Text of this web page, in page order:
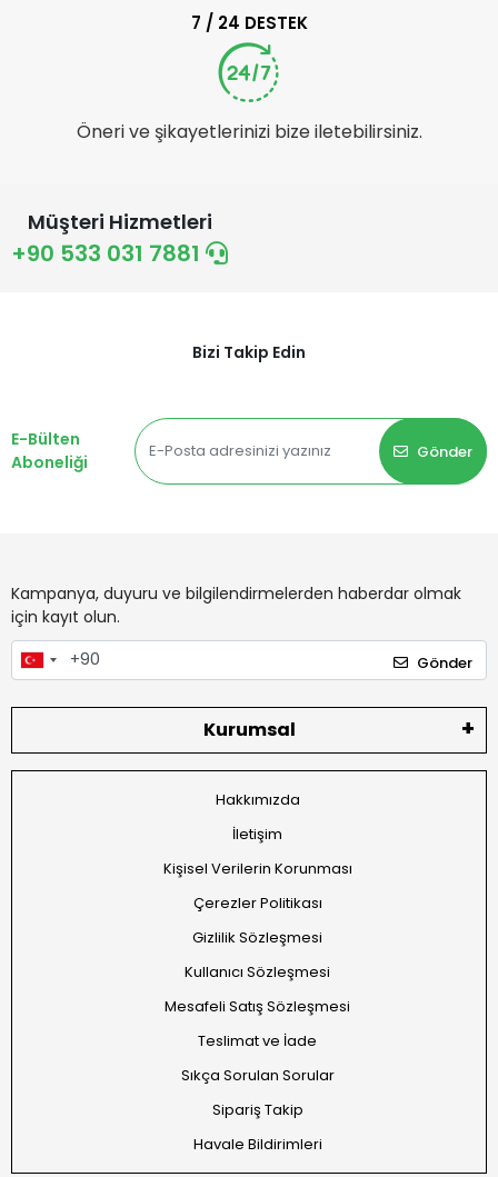
7 / 24 DESTEK
Öneri ve şikayetlerinizi bize iletebilirsiniz.
Müşteri Hizmetleri
+90 533 031 7881
Bizi Takip Edin
E-Bülten
Aboneliği
Gönder
Kampanya, duyuru ve bilgilendirmelerden haberdar olmak
için kayıt olun.
Gönder
Kurumsal
Hakkımızda
İletişim
Kişisel Verilerin Korunması
Çerezler Politikası
Gizlilik Sözleşmesi
Kullanıcı Sözleşmesi
Mesafeli Satış Sözleşmesi
Teslimat ve İade
Sıkça Sorulan Sorular
Sipariş Takip
Havale Bildirimleri